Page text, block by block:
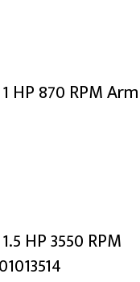
HP 870 RPM Arm
HP 3550 RPM